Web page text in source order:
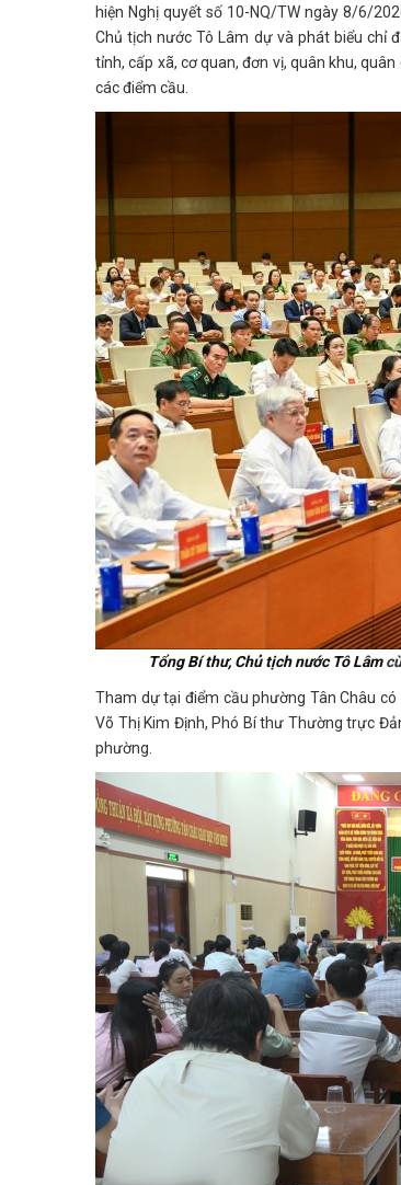
hiện Nghị quyết số 10-NQ/TW ngày 8/6/
Chủ tịch nước Tô Lâm dự và phát biểu chỉ
tỉnh, cấp xã, cơ quan, đơn vị, quân khu,
các điểm cầu.
Tổng Bí thư, Chủ tịch nước Tô Lâm
Tham dự tại điểm cầu phường Tân Châu
Võ Thị Kim Định, Phó Bí thư Thường trực
phường.